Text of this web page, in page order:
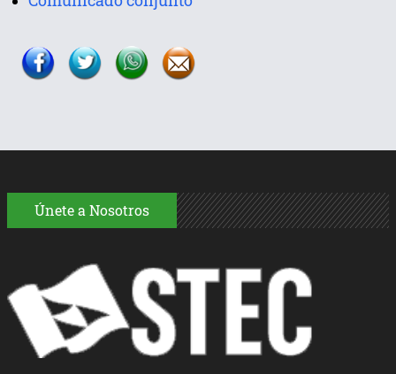
Únete a Nosotros